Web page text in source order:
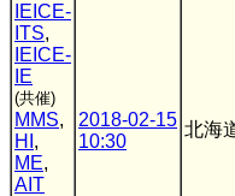
IEICE-
ITS,
IEICE-
IE
(共催)
MMS,
HI ,
ME,
AIT
2018-02-15
10:30
北海